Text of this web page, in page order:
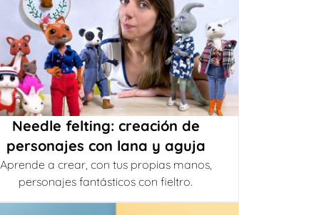
Needle felting: creación de
personajes con lana y aguja
Aprende a crear, con tus propias manos,
personajes fantásticos con fieltro.